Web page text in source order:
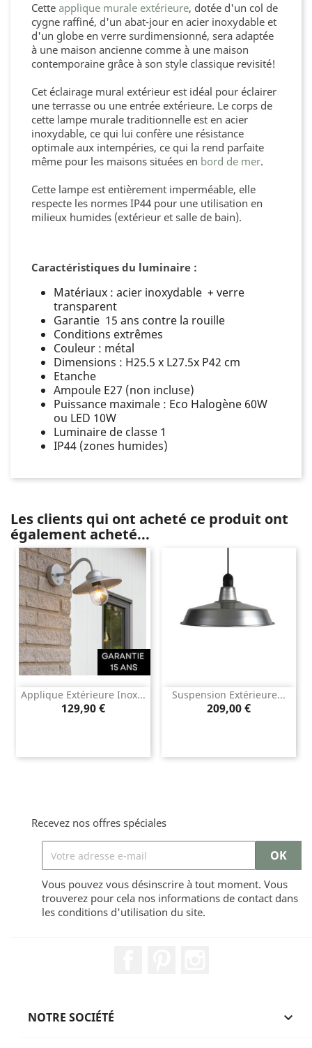
Cette applique murale extérieure, dotée d'un col de
cygne raffiné, d'un abat-jour en acier inoxydable et
d'un globe en verre surdimensionné, sera adaptée
à une maison ancienne comme à une maison
contemporaine grâce à son style classique revisité!
Cet éclairage mural extérieur est idéal pour éclairer
une terrasse ou une entrée extérieure. Le corps de
cette lampe murale traditionnelle est en acier
inoxydable, ce qui lui confère une résistance
optimale aux intempéries, ce qui la rend parfaite
même pour les maisons situées en bord de mer.
Cette lampe est entièrement imperméable, elle
respecte les normes IP44 pour une utilisation en
milieux humides (extérieur et salle de bain).
Caractéristiques du luminaire :
Matériaux : acier inoxydable + verre
transparent
Garantie 15 ans contre la rouille
Conditions extrêmes
Couleur : métal
Dimensions : H25.5 x L27.5x P42 cm
Etanche
Ampoule E27 (non incluse)
Puissance maximale : Eco Halogène 60W
ou LED 10W
Luminaire de classe 1
IP44 (zones humides)
Les clients qui ont acheté ce produit ont
également acheté...
Applique Extérieure Inox...
Prix
129,90 €
Suspension Extérieure...
Prix
209,00 €
Recevez nos offres spéciales
Vous pouvez vous désinscrire à tout moment. Vous
trouverez pour cela nos informations de contact dans
les conditions d'utilisation du site.
NOTRE SOCIÉTÉ 